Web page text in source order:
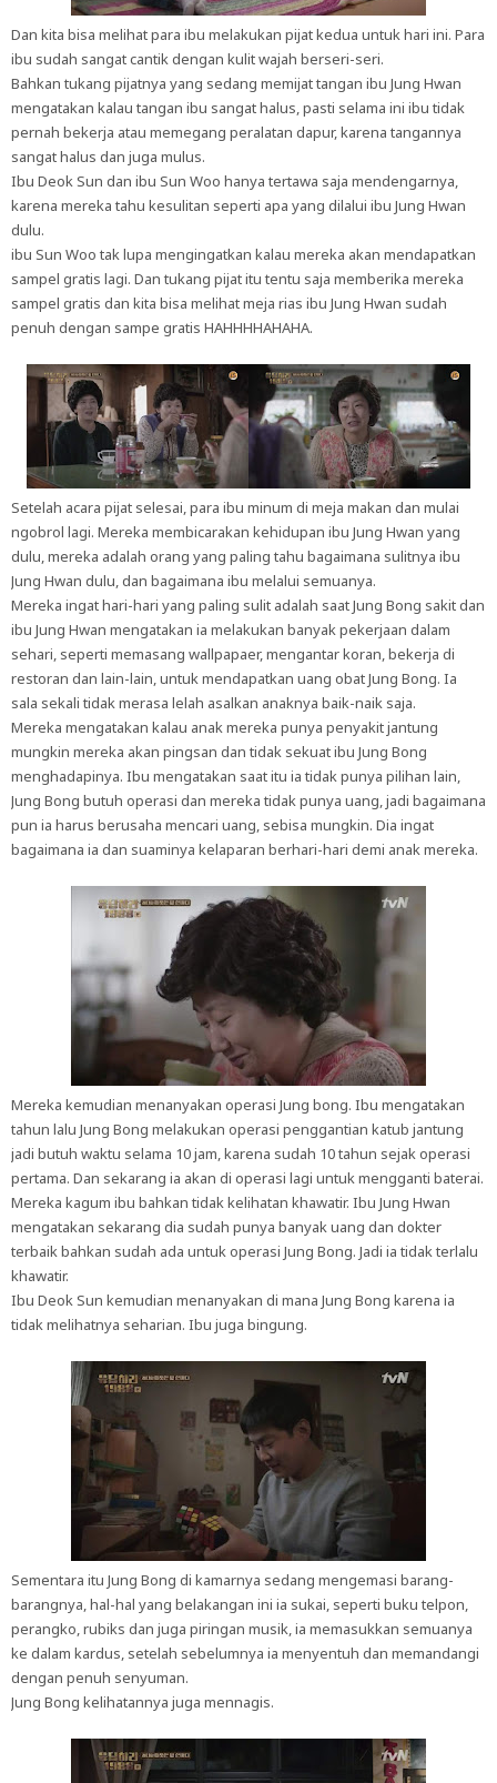
Dan kita bisa melihat para ibu melakukan pijat kedua untuk hari ini. Para
ibu sudah sangat cantik dengan kulit wajah berseri-seri.
Bahkan tukang pijatnya yang sedang memijat tangan ibu Jung Hwan
mengatakan kalau tangan ibu sangat halus, pasti selama ini ibu tidak
pernah bekerja atau memegang peralatan dapur, karena tangannya
sangat halus dan juga mulus.
Ibu Deok Sun dan ibu Sun Woo hanya tertawa saja mendengarnya,
karena mereka tahu kesulitan seperti apa yang dilalui ibu Jung Hwan
dulu.
ibu Sun Woo tak lupa mengingatkan kalau mereka akan mendapatkan
sampel gratis lagi. Dan tukang pijat itu tentu saja memberika mereka
sampel gratis dan kita bisa melihat meja rias ibu Jung Hwan sudah
penuh dengan sampe gratis HAHHHHAHAHA.
Setelah acara pijat selesai, para ibu minum di meja makan dan mulai
ngobrol lagi. Mereka membicarakan kehidupan ibu Jung Hwan yang
dulu, mereka adalah orang yang paling tahu bagaimana sulitnya ibu
Jung Hwan dulu, dan bagaimana ibu melalui semuanya.
Mereka ingat hari-hari yang paling sulit adalah saat Jung Bong sakit dan
ibu Jung Hwan mengatakan ia melakukan banyak pekerjaan dalam
sehari, seperti memasang wallpapaer, mengantar koran, bekerja di
restoran dan lain-lain, untuk mendapatkan uang obat Jung Bong. Ia
sala sekali tidak merasa lelah asalkan anaknya baik-naik saja.
Mereka mengatakan kalau anak mereka punya penyakit jantung
mungkin mereka akan pingsan dan tidak sekuat ibu Jung Bong
menghadapinya. Ibu mengatakan saat itu ia tidak punya pilihan lain,
Jung Bong butuh operasi dan mereka tidak punya uang, jadi bagaimana
pun ia harus berusaha mencari uang, sebisa mungkin. Dia ingat
bagaimana ia dan suaminya kelaparan berhari-hari demi anak mereka.
Mereka kemudian menanyakan operasi Jung bong. Ibu mengatakan
tahun lalu Jung Bong melakukan operasi penggantian katub jantung
jadi butuh waktu selama 10 jam, karena sudah 10 tahun sejak operasi
pertama. Dan sekarang ia akan di operasi lagi untuk mengganti baterai.
Mereka kagum ibu bahkan tidak kelihatan khawatir. Ibu Jung Hwan
mengatakan sekarang dia sudah punya banyak uang dan dokter
terbaik bahkan sudah ada untuk operasi Jung Bong. Jadi ia tidak terlalu
khawatir.
Ibu Deok Sun kemudian menanyakan di mana Jung Bong karena ia
tidak melihatnya seharian. Ibu juga bingung.
Sementara itu Jung Bong di kamarnya sedang mengemasi barang-
barangnya, hal-hal yang belakangan ini ia sukai, seperti buku telpon,
perangko, rubiks dan juga piringan musik, ia memasukkan semuanya
ke dalam kardus, setelah sebelumnya ia menyentuh dan memandangi
dengan penuh senyuman.
Jung Bong kelihatannya juga mennagis.